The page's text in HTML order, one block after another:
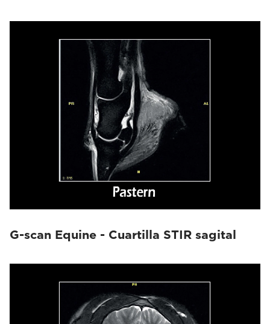
G-scan Equine - Cuartilla STIR sagital